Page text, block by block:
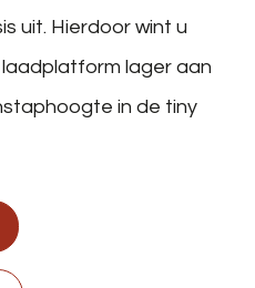
uit. Hierdoor wint u
lager aan
in de tiny